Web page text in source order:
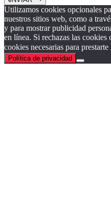
Utilizamos cookies opcionales
nuestros sitios web, como a
y para mostrar publicidad
en línea. Si rechazas las
cookies necesarias para
Política de privacidad